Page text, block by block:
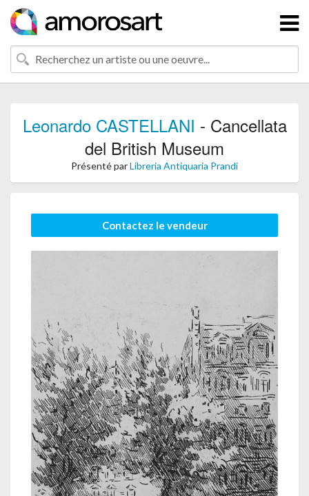
Leonardo CASTELLANI - Cancellata
del British Museum
Présenté parLibreria Antiquaria Prandi
Contactez le vendeur